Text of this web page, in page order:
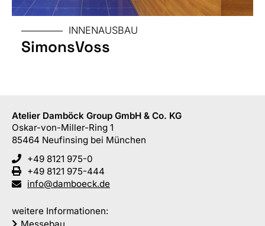
INNENAUSBAU
SimonsVoss
Atelier Damböck Group GmbH & Co. KG
Oskar-von-Miller-Ring 1
85464 Neufinsing bei München
+49 8121 975-0
+49 8121 975-444
info@damboeck.de
weitere Informationen: